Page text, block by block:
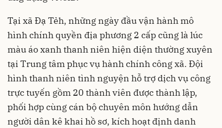
Tại xã Đạ Tẻh, những ngày đầu vận hành mô
hình chính quyền địa phương 2 cấp cũng là lúc
màu áo xanh thanh niên hiện diện thường xuyên
tại Trung tâm phục vụ hành chính công xã. Đội
hình thanh niên tình nguyện hỗ trợ dịch vụ công
trực tuyến gồm 20 thành viên được thành lập,
phối hợp cùng cán bộ chuyên môn hướng dẫn
người dân kê khai hồ sơ, kích hoạt định danh